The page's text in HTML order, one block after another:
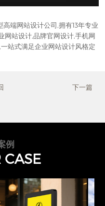
高端网站设计公司,拥有13年专业
网站设计,品牌官网设计,手机网
站式满足企业网站设计风格定
下一篇
例
CASE